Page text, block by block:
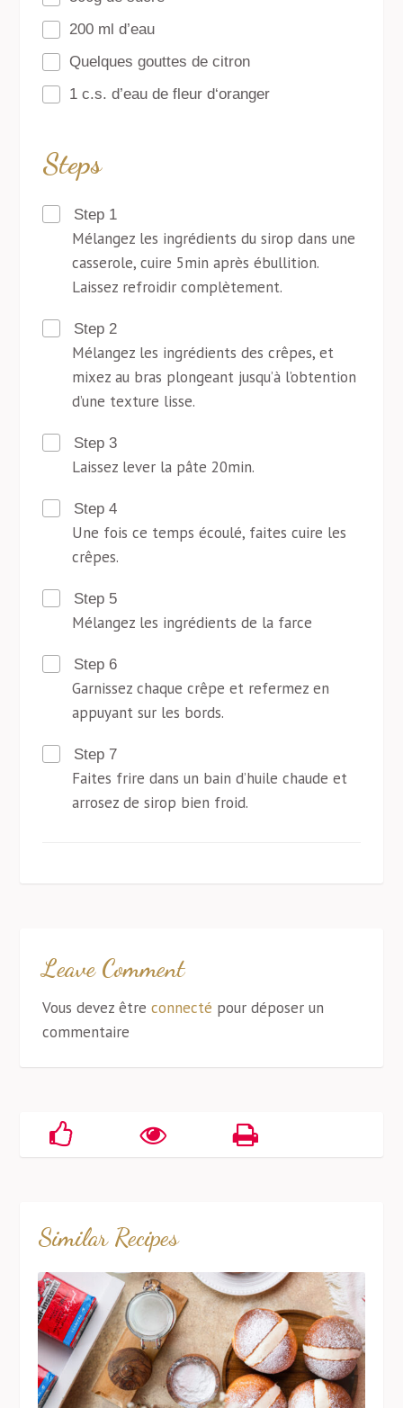
200 ml d’eau
Quelques gouttes de citron
1 c.s. d’eau de fleur d‘oranger
Steps
Step 1
Mélangez les ingrédients du sirop dans une
casserole, cuire 5min après ébullition.
Laissez refroidir complètement.
Step 2
Mélangez les ingrédients des crêpes, et
mixez au bras plongeant jusqu’à l’obtention
d’une texture lisse.
Step 3
Laissez lever la pâte 20min.
Step 4
Une fois ce temps écoulé, faites cuire les
crêpes.
Step 5
Mélangez les ingrédients de la farce
Step 6
Garnissez chaque crêpe et refermez en
appuyant sur les bords.
Step 7
Faites frire dans un bain d’huile chaude et
arrosez de sirop bien froid.
Leave Comment
Vous devez êtreconnecté pour déposer un
commentaire
Similar Recipes